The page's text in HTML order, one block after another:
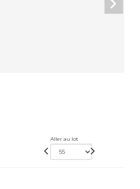
Aller au lot